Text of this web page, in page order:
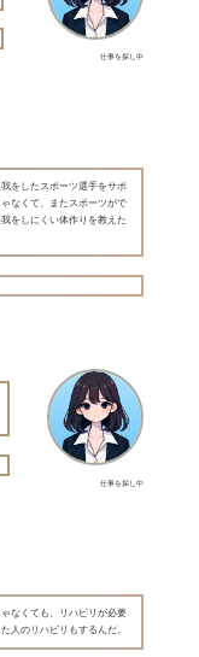
仕事を探し中
をしたスポーツ選手をサポ
なくて、またスポーツがで
をしにくい体作りを教えた
仕事を探し中
なくても、リハビリが必要
人のリハビリもするんだ。